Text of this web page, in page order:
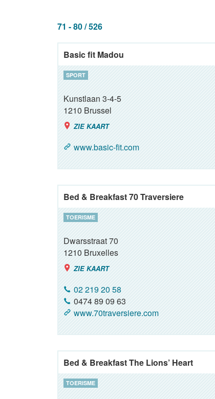
71 - 80 / 526
Basic fit Madou
SPORT
Kunstlaan 3-4-5
1210Brussel
ZIE KAART
www.basic-fit.com
Bed & Breakfast 70 Traversiere
TOERISME
Dwarsstraat 70
1210Bruxelles
ZIE KAART
02 219 20 58
0474 89 09 63
www.70traversiere.com
Bed & Breakfast The Lions’ Heart
TOERISME